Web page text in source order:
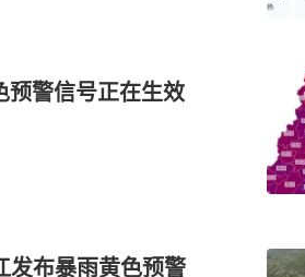
警信号正在生效
发布暴雨黄色预警